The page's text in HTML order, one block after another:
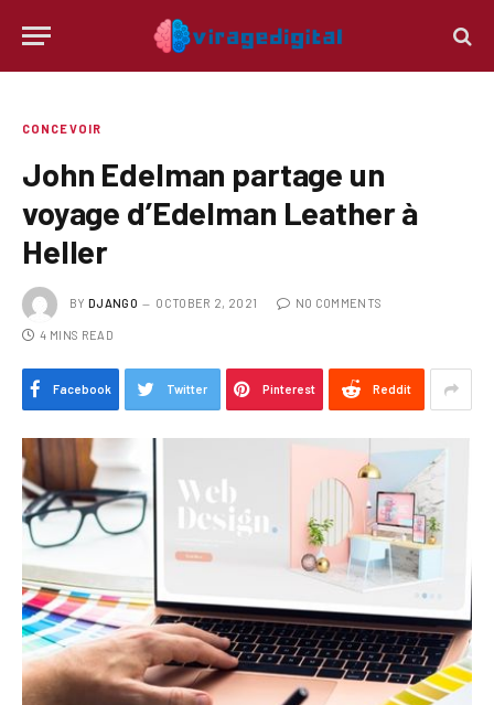
CONCEVOIR
John Edelman partage un
voyage d’Edelman Leather à
Heller
BY DJANGO OCTOBER 2, 2021 NO COMMENTS
4 MINS READ
Facebook Twitter Pinterest Reddit